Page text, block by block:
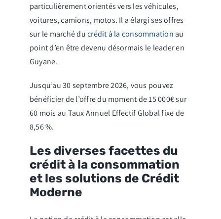
particulièrement orientés vers les véhicules,
voitures, camions, motos. Il a élargi ses offres
sur le marché ducrédit à la consommation au
point d’en être devenu désormais le leader en
Guyane.
Jusqu’au 30 septembre 2026, vous pouvez
bénéficier de l’offre du moment de 15 000€ sur
60 mois au Taux Annuel Effectif Global fixe de
8,56 %.
Les diverses facettes du
crédit à la consommation
et les solutions de Crédit
Moderne